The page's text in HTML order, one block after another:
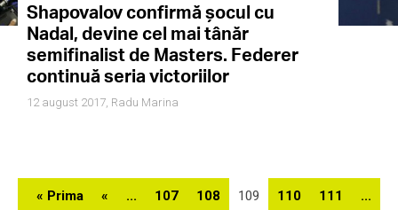
Shapovalov confirmă șocul cu
Nadal, devine cel mai tânăr
semifinalist de Masters. Federer
continuă seria victoriilor
12 august 2017, Radu Marina
« Prima « ... 107 108 109 110 111 ...